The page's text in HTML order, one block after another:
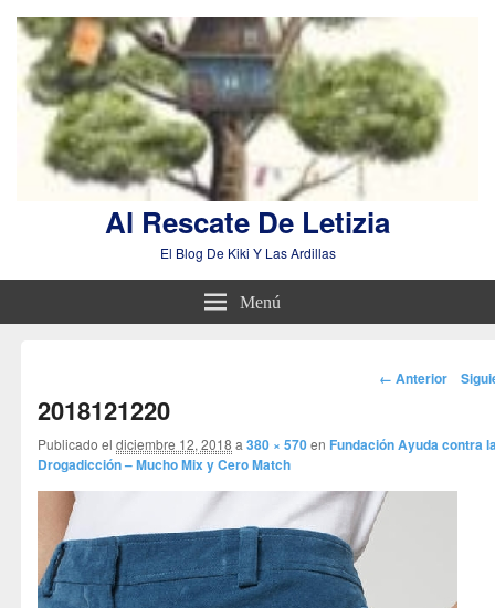
Al Rescate De Letizia
El Blog De Kiki Y Las Ardillas
Menú
Navegador
← Anterior
2018121220
Publicado el diciembre 12, 2018 a380 × 570en Fundación Ayuda contra
Drogadicción – Mucho Mix y Cero Match